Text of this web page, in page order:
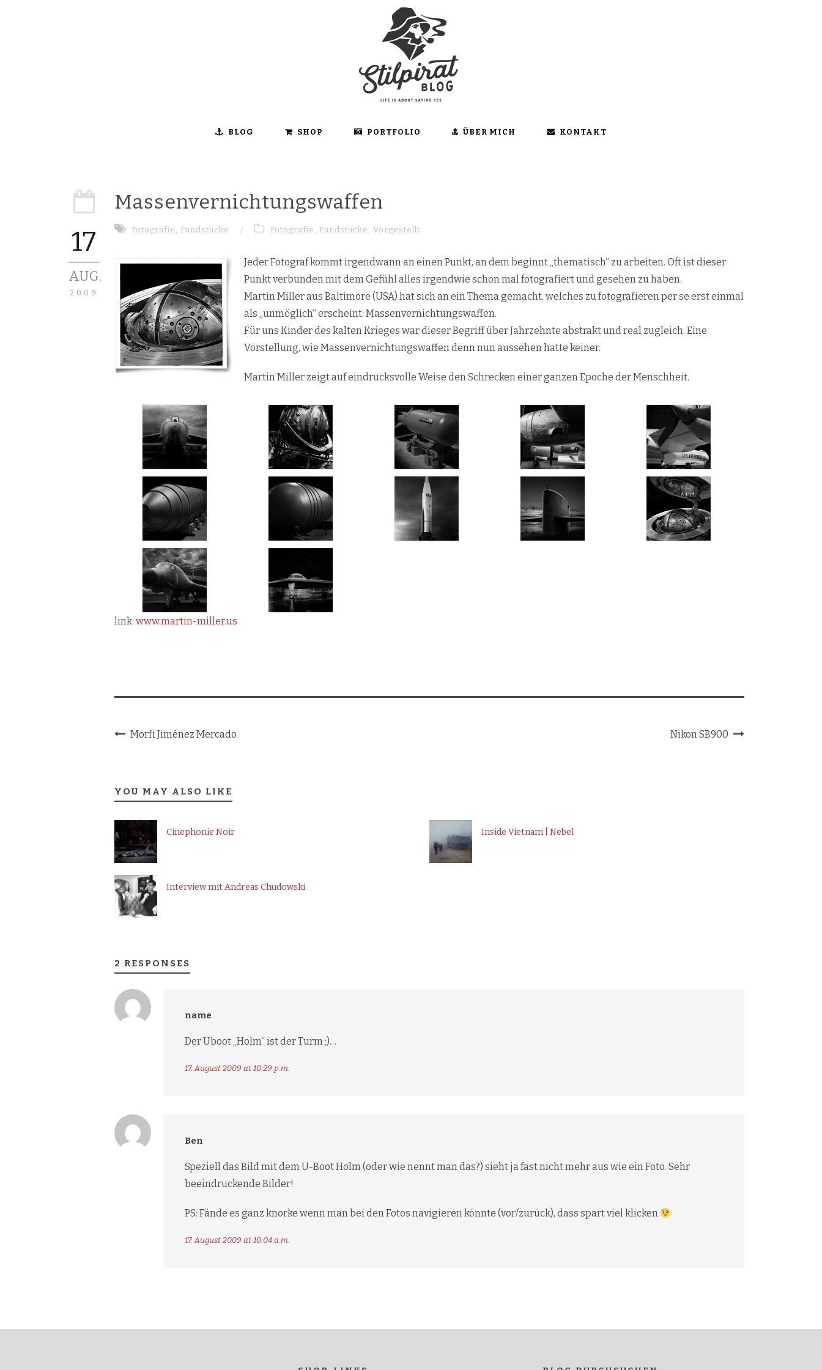
BLOG SHOP PORTFOLIO ÜBER MICH KONTAKT
17
AUG.
2009
Massenvernichtungswaffen
Fotografie , Fundstücke / Fotografie , Fundstücke , Vorgestellt
Jeder Fotograf kommt irgendwann an einen Punkt, an dem beginnt „thematisch“ zu arbeiten. Oft ist dieser
Punkt verbunden mit dem Gefühl alles irgendwie schon mal fotografiert und gesehen zu haben.
Martin Miller aus Baltimore (USA) hat sich an ein Thema gemacht, welches zu fotografieren per se erst einmal
als „unmöglich“ erscheint: Massenvernichtungswaffen.
Für uns Kinder des kalten Krieges war dieser Begriff über Jahrzehnte abstrakt und real zugleich. Eine
Vorstellung, wie Massenvernichtungswaffen denn nun aussehen hatte keiner.
Martin Miller zeigt auf eindrucksvolle Weise den Schrecken einer ganzen Epoche der Menschheit.
link: www.martin-miller.us
Morfi Jiménez Mercado Nikon SB900
YOU MAY ALSO LIKE
Cinephonie Noir Inside Vietnam | Nebel
Interview mit Andreas Chudowski
2 RESPONSES
name
Der Uboot „Holm“ ist der Turm ;)…
17. August 2009 at 10:29 p.m.
Ben
Speziell das Bild mit dem U-Boot Holm (oder wie nennt man das?) sieht ja fast nicht mehr aus wie ein Foto. Sehr
beeindruckende Bilder!
PS: Fände es ganz knorke wenn man bei den Fotos navigieren könnte (vor/zurück), dass spart viel klicken
17. August 2009 at 10:04 a.m.